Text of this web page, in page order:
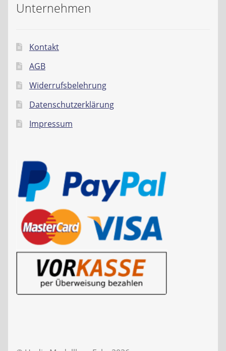
Unternehmen
Kontakt
AGB
Widerrufsbelehrung
Datenschutzerklärung
Impressum